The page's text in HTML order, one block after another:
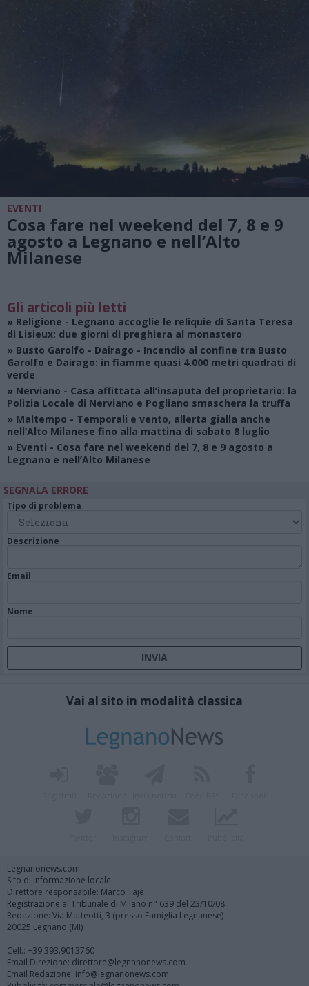
EVENTI
Cosa fare nel weekend del 7, 8 e 9
agosto a Legnano e nell’Alto
Milanese
Gli articoli più letti
» Religione - Legnano accoglie le reliquie di Santa Teresa
di Lisieux: due giorni di preghiera al monastero
» Busto Garolfo - Dairago - Incendio al confine tra Busto
Garolfo e Dairago: in fiamme quasi 4.000 metri quadrati di
verde
» Nerviano - Casa affittata all’insaputa del proprietario: la
Polizia Locale di Nerviano e Pogliano smaschera la truffa
» Maltempo - Temporali e vento, allerta gialla anche
nell’Alto Milanese fino alla mattina di sabato 8 luglio
» Eventi - Cosa fare nel weekend del 7, 8 e 9 agosto a
Legnano e nell’Alto Milanese
SEGNALA ERRORE
Tipo di problema
Descrizione
Email
Nome
Vai al sito in modalità classica
Legnanonews.com
Sito di informazione locale
Direttore responsabile: Marco Tajè
Registrazione al Tribunale di Milano n° 639 del 23/10/08
Redazione: Via Matteotti, 3 (presso Famiglia Legnanese)
20025 Legnano (MI)
Cell.: +39.393.9013760
Email Direzione: direttore@legnanonews.com
Email Redazione: info@legnanonews.com